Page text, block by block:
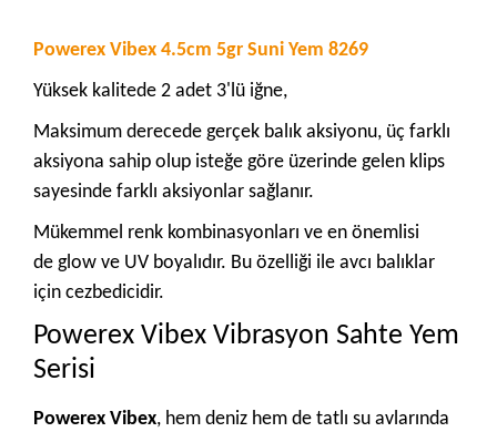
Powerex Vibex 4.5cm 5gr Suni Yem 8269
Yüksek kalitede 2 adet 3'lü iğne,
Maksimum derecede gerçek balık aksiyonu, üç farklı
aksiyona sahip olup isteğe göre üzerinde gelen klips
sayesinde farklı aksiyonlar sağlanır.
Mükemmel renk kombinasyonları ve en önemlisi
de glow ve UV boyalıdır. Bu özelliği ile avcı balıklar
için cezbedicidir.
Powerex Vibex Vibrasyon Sahte Yem
Serisi
Powerex Vibex, hem deniz hem de tatlı su avlarında